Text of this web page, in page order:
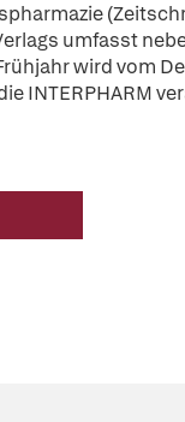
umfasst
wird vom
INTERPHARM